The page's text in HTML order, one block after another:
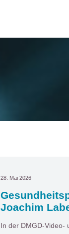
28. Mai 2026
Joachim
In der DMGD-Video-